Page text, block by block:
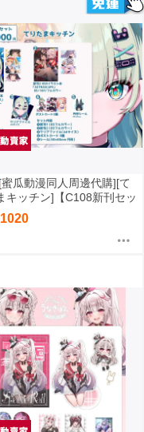
[蜜瓜動漫同人周邊代購][て
キッチン]【C108新刊セッ
ERIDUSCAPEセット
)(同人誌)
1020